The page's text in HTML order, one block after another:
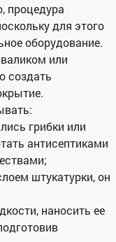
процедура
для этого
оборудование.
или
создать
грибки или
антисептиками
штукатурки, он
наносить ее